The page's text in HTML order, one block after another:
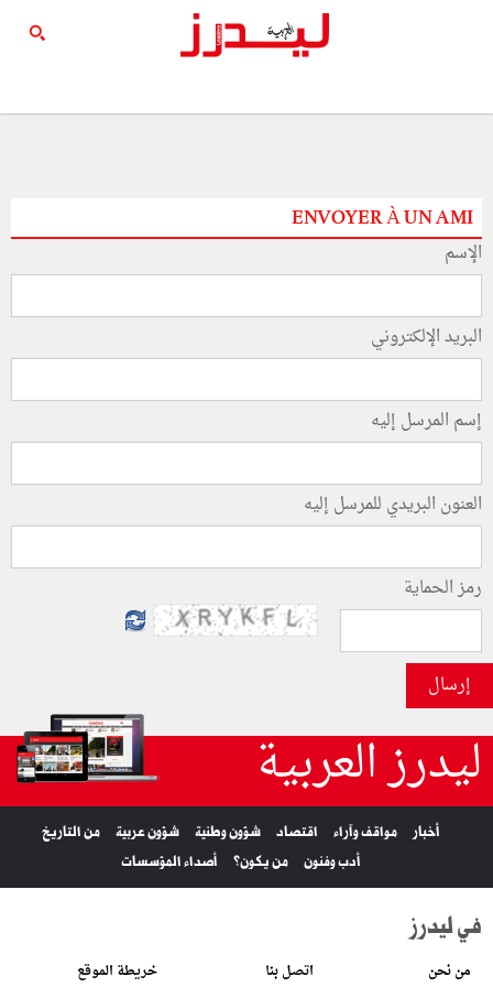
ENVOYER À UN AMI
الإسم
البريد الإلكتروني
إسم المرسل إليه
العنون البريدي للمرسل إليه
رمز الحماية
إرسال
ليدرز العربية
أخبار مواقف وآراء اقتصاد شؤون وطنية شؤون عربية
من التاريخ
أدب وفنون
من يكون؟ أصداء المؤسسات
في ليدرز
من نحن اتصل بنا خريطة الموقع